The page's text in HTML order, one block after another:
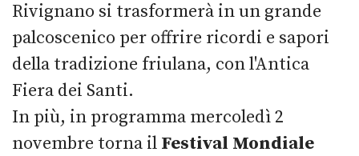
Rivignano si trasformerà in un grande
palcoscenico per offrire ricordi e sapori
della tradizione friulana, con l'Antica
Fiera dei Santi.
In più, in programma mercoledì 2
novembre torna il Festival Mondiale